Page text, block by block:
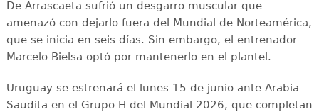
De Arrascaeta sufrió un desgarro muscular que
amenazó con dejarlo fuera del Mundial de Norteamérica,
que se inicia en seis días. Sin embargo, el entrenador
Marcelo Bielsa optó por mantenerlo en el plantel.
Uruguay se estrenará el lunes 15 de junio ante Arabia
Saudita en el Grupo H del Mundial 2026, que completan